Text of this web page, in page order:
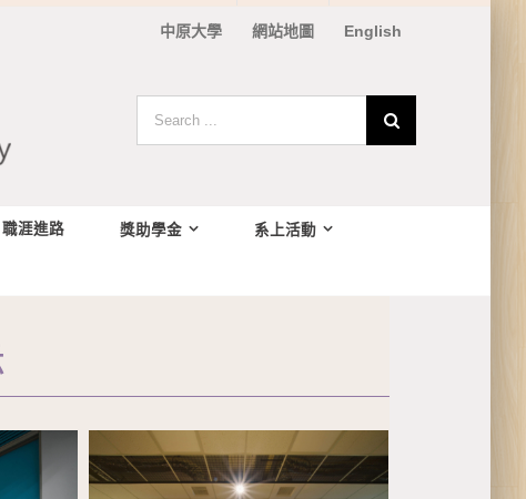
中原大學 網站地圖 English
Search
for:
職涯進路 獎助學金 系上活動